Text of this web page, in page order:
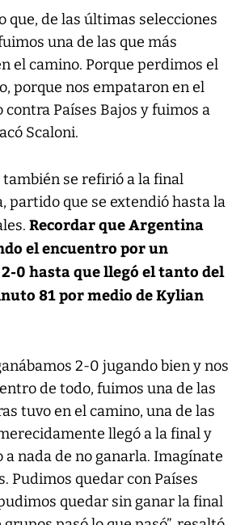
que, de las últimas selecciones
una de las que más
el camino. Porque perdimos el
porque nos empataron en el
Países Bajos y fuimos a
Scaloni.
se refirió a la final
partido que se extendió hasta la
Recordar que Argentina
el encuentro por un
0 hasta que llegó el tanto del
81 por medio de Kylian
2-0 jugando bien y nos
de todo, fuimos una de las
tuvo en el camino, una de las
llegó a la final y
a nada de no ganarla. Imagínate
Pudimos quedar con Países
quedar sin ganar la final